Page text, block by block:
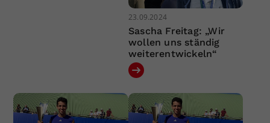
23.09.2024
Sascha Freitag: „Wir
wollen uns ständig
weiterentwickeln“